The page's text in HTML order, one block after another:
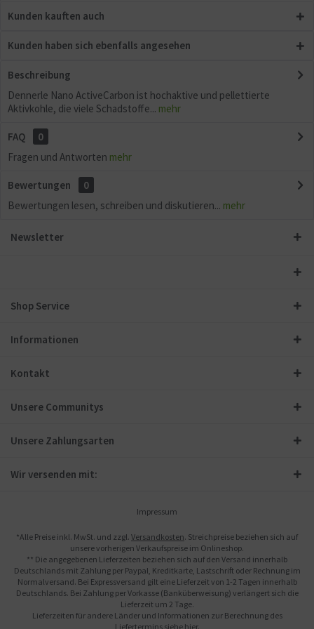
Kunden kauften auch
Kunden haben sich ebenfalls angesehen
Beschreibung
Dennerle Nano ActiveCarbon ist hochaktive und pellettierte
Aktivkohle, die viele Schadstoffe... mehr
FAQ
0
Fragen und Antworten mehr
Bewertungen
0
Bewertungen lesen, schreiben und diskutieren... mehr
Newsletter
Shop Service
Informationen
Kontakt
Unsere Communitys
Unsere Zahlungsarten
Wir versenden mit:
Impressum
*Alle Preise inkl. MwSt. und zzgl. Versandkosten. Streichpreise beziehen sich auf
unsere vorherigen Verkaufspreise im Onlineshop.
** Die angegebenen Lieferzeiten beziehen sich auf den Versand innerhalb
Deutschlands mit Zahlung per Paypal, Kreditkarte, Lastschrift oder Rechnung im
Normalversand. Bei Expressversand gilt eine Lieferzeit von 1-2 Tagen innerhalb
Deutschlands. Bei Zahlung per Vorkasse (Banküberweisung) verlängert sich die
Lieferzeit um 2 Tage.
Lieferzeiten für andere Länder und Informationen zur Berechnung des
Liefertermins siehe hier.